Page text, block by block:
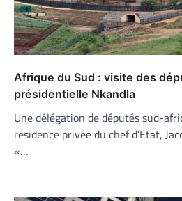
Afrique du Sud : visite des
présidentielle Nkandla
Une délégation de députés sud-
résidence privée du chef d’Etat,
«…